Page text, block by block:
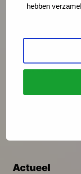
hebben
Preventie
Interventies
Actueel